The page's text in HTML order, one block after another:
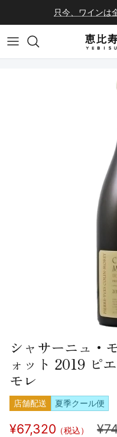
コンテンツへスキップ
只今、ワインは
シャサーニュ・
ォット 2019 ピ
モレ
店舗配送 夏季クール便
¥67,320 （税込）